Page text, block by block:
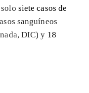
siete casos de
sanguíneos
DIC) y 18